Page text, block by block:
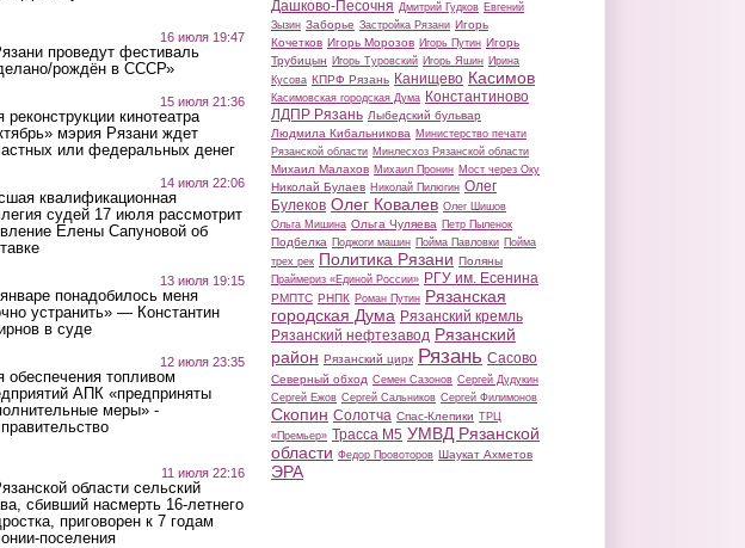
16 июля 19:47
проведут фестиваль
рождён в СССР»
15 июля 21:36
реконструкции кинотеатра
мэрия Рязани ждет
или федеральных денег
14 июля 22:06
квалификационная
судей 17 июля рассмотрит
Елены Сапуновой об
13 июля 19:15
понадобилось меня
устранить» — Константин
в суде
12 июля 23:35
обеспечения топливом
АПК «предприняты
меры» -
11 июля 22:16
области сельский
сбивший насмерть 16-летнего
приговорен к 7 годам
поселения
Дашково-Песочня Дмитрий Гудков Евгений
Зызин Заборье Застройка Рязани Игорь
Кочетков Игорь Морозов Игорь Путин Игорь
Трубицын Игорь Туровский Игорь Яшин Ирина
Кусова КПРФ Рязань Канищево Касимов
Касимовская городская Дума Константиново
ЛДПР Рязань Лыбедский бульвар
Людмила Кибальникова Министерство печати
Рязанской области Минлесхоз Рязанской области
Михаил Малахов Михаил Пронин Мост через Оку
Николай Булаев Николай Пилюгин Олег
Булеков Олег Ковалев Олег Шишов
Ольга Мишина Ольга Чуляева Петр Пыленок
Подбелка Поджоги машин Пойма Павловки Пойма
трех рек Политика Рязани Поляны
Праймериз «Единой России» РГУ им. Есенина
РМПТС РНПК Роман Путин Рязанская
городская Дума Рязанский кремль
Рязанский нефтезавод Рязанский
район Рязанский цирк Рязань Сасово
Северный обход Семен Сазонов Сергей Дудукин
Сергей Ежов Сергей Сальников Сергей Филимонов
Скопин Солотча Спас-Клепики ТРЦ
«Премьер» Трасса М5 УМВД Рязанской
области Федор Провоторов Шаукат Ахметов
ЭРА